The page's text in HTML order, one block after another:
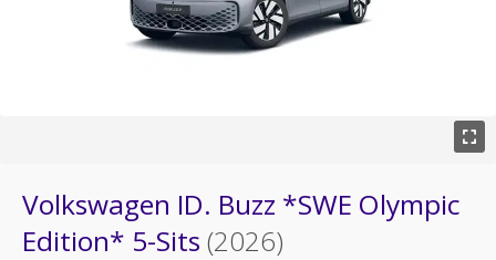
Volkswagen ID. Buzz *SWE Olympic
Edition* 5-Sits (2026)